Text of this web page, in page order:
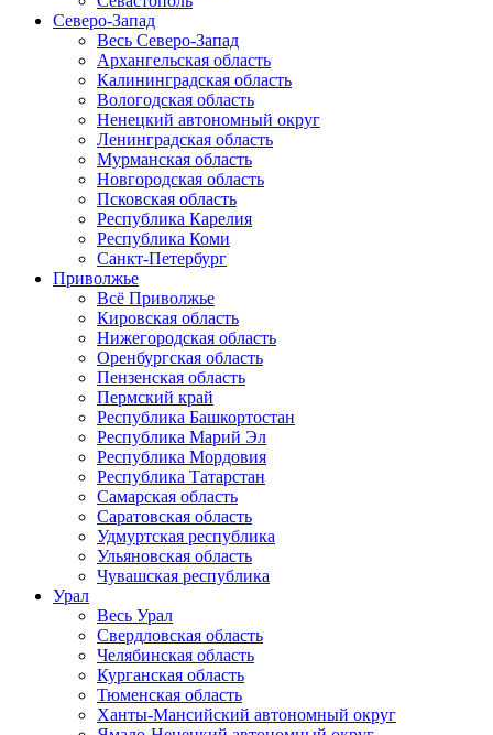
Северо-Запад
Весь Северо-Запад
Архангельская область
Калининградская область
Вологодская область
Ненецкий автономный округ
Ленинградская область
Мурманская область
Новгородская область
Псковская область
Республика Карелия
Республика Коми
Санкт-Петербург
Приволжье
Всё Приволжье
Кировская область
Нижегородская область
Оренбургская область
Пензенская область
Пермский край
Республика Башкортостан
Республика Марий Эл
Республика Мордовия
Республика Татарстан
Самарская область
Саратовская область
Удмуртская республика
Ульяновская область
Чувашская республика
Урал
Весь Урал
Свердловская область
Челябинская область
Курганская область
Тюменская область
Ханты-Мансийский автономный округ